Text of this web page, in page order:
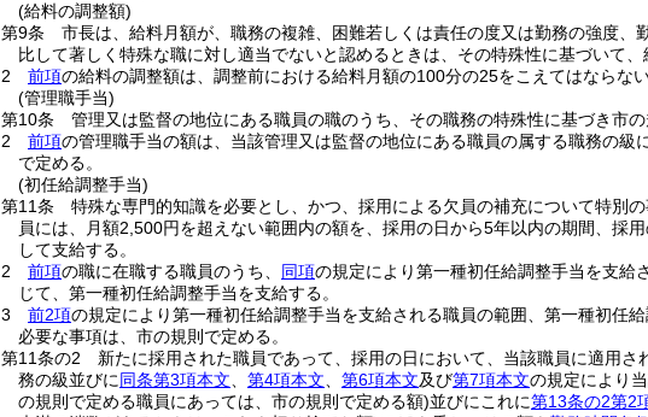
(給料の調整額)
第9条
市長は、給料月額が、職務の複雑、困難若しくは責任の度又は勤務の強度
比して著しく特殊な職に対し適当でないと認めるときは、その特殊性に基づいて
2
前項の給料の調整額は、調整前における給料月額の100分の25をこえてはならない
(管理職手当)
第10条
管理又は監督の地位にある職員の職のうち、その職務の特殊性に基づき市
2
前項の管理職手当の額は、当該管理又は監督の地位にある職員の属する職務の
で定める。
(初任給調整手当)
第11条
特殊な専門的知識を必要とし、かつ、採用による欠員の補充について特別
員には、月額2,500円を超えない範囲内の額を、採用の日から5年以内の期間、採
して支給する。
2
前項の職に在職する職員のうち、 同項の規定により第一種初任給調整手当を支給
じて、第一種初任給調整手当を支給する。
3
前2項の規定により第一種初任給調整手当を支給される職員の範囲、第一種初任
必要な事項は、市の規則で定める。
第11条の2
新たに採用された職員であって、採用の日において、当該職員に適用さ
務の級並びに同条第3項本文 第4項本文 第6項本文及び第7項本文の規定により
の規則で定める職員にあっては、市の規則で定める額)並びにこれに第13条の2第2